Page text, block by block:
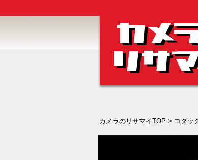
カメラのリサマイTOP > コダッ